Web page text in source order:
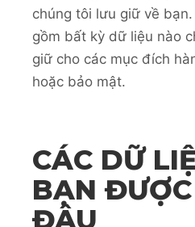
chúng tôi lưu giữ về
gồm bất kỳ dữ liệu nào
giữ cho các mục đích
hoặc bảo mật.
CÁC DỮ
BẠN
ĐÂU